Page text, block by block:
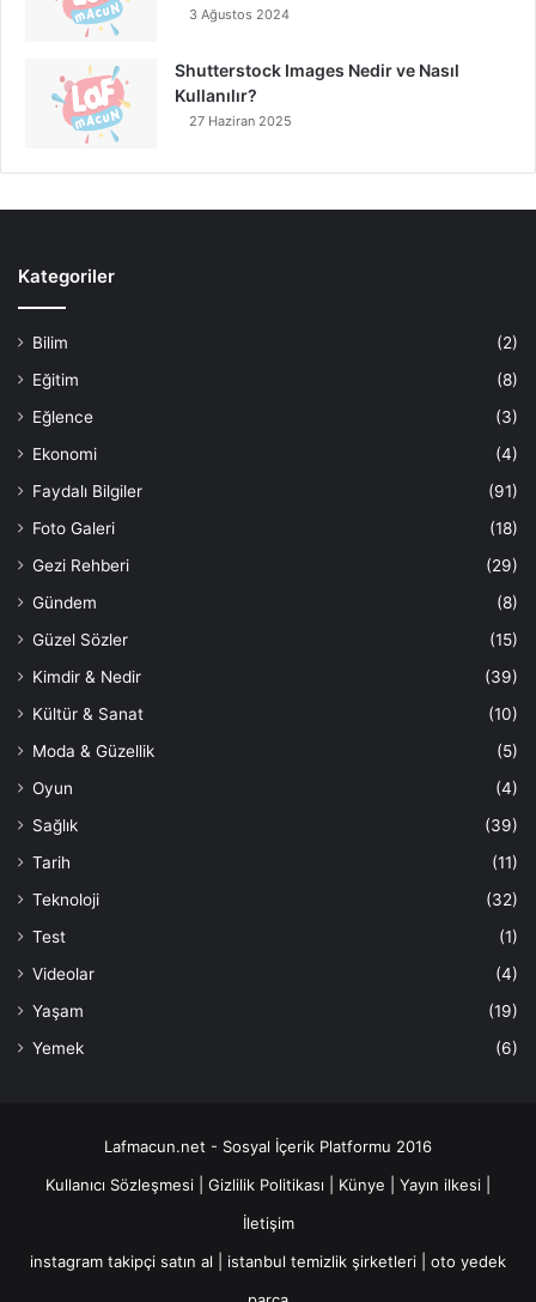
3 Ağustos 2024
Shutterstock Images Nedir ve Nasıl
Kullanılır?
27 Haziran 2025
Kategoriler
Bilim
(2)
Eğitim
(8)
Eğlence
(3)
Ekonomi
(4)
Faydalı Bilgiler
(91)
Foto Galeri
(18)
Gezi Rehberi
(29)
Gündem
(8)
Güzel Sözler
(15)
Kimdir & Nedir
(39)
Kültür & Sanat
(10)
Moda & Güzellik
(5)
Oyun
(4)
Sağlık
(39)
Tarih
(11)
Teknoloji
(32)
Test
(1)
Videolar
(4)
Yaşam
(19)
Yemek
(6)
Lafmacun.net - Sosyal İçerik Platformu 2016
Kullanıcı Sözleşmesi
Gizlilik Politikası Künye Yayın ilkesi
İletişim
instagram takipçi satın al
istanbul temizlik şirketleri
oto yedek